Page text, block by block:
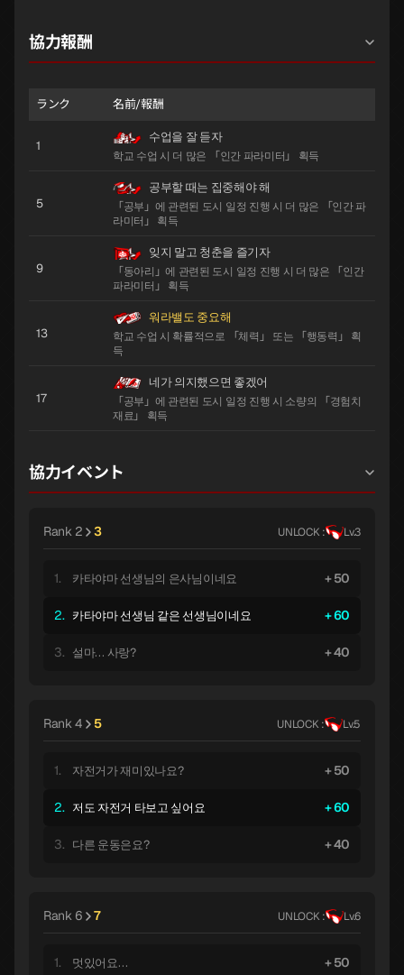
協力報酬
ランク 名前/報酬
1
수업을 잘 듣자
학교 수업 시 더 많은 「인간 파라미터」 획득
5
공부할 때는 집중해야 해
「공부」에 관련된 도시 일정 진행 시 더 많은 「인간 파
라미터」 획득
9
잊지 말고 청춘을 즐기자
「동아리」에 관련된 도시 일정 진행 시 더 많은 「인간
파라미터」 획득
13
워라밸도 중요해
학교 수업 시 확률적으로 「체력」 또는 「행동력」 획
득
17
네가 의지했으면 좋겠어
「공부」에 관련된 도시 일정 진행 시 소량의 「경험치
재료」 획득
協力イベント
Rank 2 3 UNLOCK : Lv.3
1. 카타야마 선생님의 은사님이네요 50
2. 카타야마 선생님 같은 선생님이네요 60
3. 설마… 사랑? 40
Rank 4 5 UNLOCK : Lv.5
1. 자전거가 재미있나요? 50
2. 저도 자전거 타보고 싶어요 60
3. 다른 운동은요? 40
Rank 6 7 UNLOCK : Lv.6
1. 멋있어요… 50